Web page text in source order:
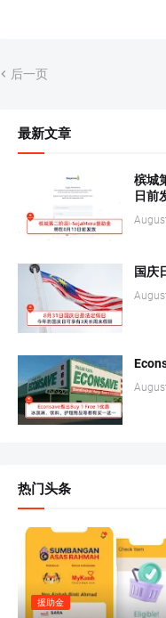
后一页
最新文章
槟城
日前
国庆
热门头条
援助金